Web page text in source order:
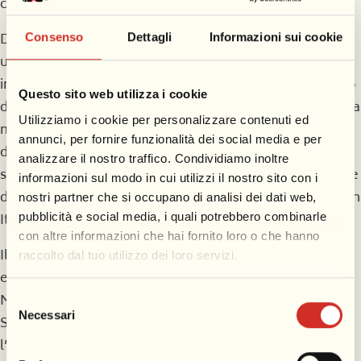
Consenso Dettagli Informazioni sui cookie
Questo sito web utilizza i cookie
Utilizziamo i cookie per personalizzare contenuti ed
annunci, per fornire funzionalità dei social media e per
analizzare il nostro traffico. Condividiamo inoltre
informazioni sul modo in cui utilizzi il nostro sito con i
nostri partner che si occupano di analisi dei dati web,
pubblicità e social media, i quali potrebbero combinarle
con altre informazioni che hai fornito loro o che hanno
raccolto dal tuo utilizzo dei loro servizi.
Selezione
del
consenso
Necessari
contemporaneo, sospeso tra tradizione e pop art.
Dalle collezioni delle Gallerie degli Uffizi arriva infine
un’opera tanto affascinante quanto straordinaria e
inconsueta: Attrice mascherata da Arlecchino, un dipinto
di autore ignoto della metà del Settecento che raffigura la
maschera di Arlecchino impersonata da una donna. Una
donna in pantaloni. Una scelta concettualmente
sconvolgente per l’epoca, se si considera che l’immagine
della donna in pantaloni verrà pienamente “sdoganata” in
Italia solo negli anni Sessanta del Novecento.
Il percorso espositivo comprende anche una sezione
esperienziale, l’installazione Spettro nascosto –
Monocromia + Rivelazione, pensata da Imaginarium
Studio per stimolare il visitatore a riflettere su come
l’occhio umano percepisce i colori e su come questi